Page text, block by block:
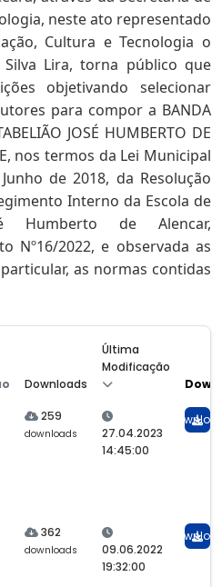
neste ato representado
Cultura e Tecnologia o
Lira, torna público que
objetivando selecionar
para compor a BANDA
JOSÉ HUMBERTO DE
nos termos da Lei Municipal
de 2018, da Resolução
Interno da Escola de
Humberto de Alencar,
Nº16/2022, e observada as
as normas contidas
Downloads
Última
Modificação
259
downloads
27.04.2023
14:45:00
362
downloads
09.06.2022
19:32:00